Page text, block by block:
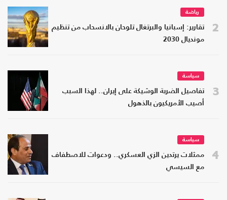
2
رياضة
تقارير: إسبانيا والبرتغال تلوحان بالانسحاب من تنظيم
مونديال 2030
3
سياسة
تفاصيل الضربة الوشيكة على إيران.. لهذا السبب
أصيب الأمريكيون بالذهول
4
سياسة
ممثلات يرتدين الزي العسكري.. ودعوات للاصطفاف
مع السيسي